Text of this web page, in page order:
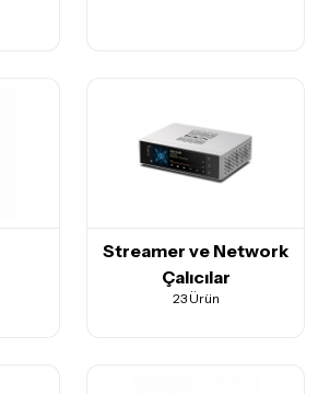
Streamer ve Network
Çalıcılar
23 Ürün